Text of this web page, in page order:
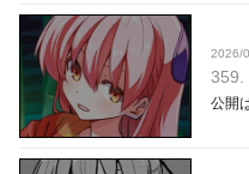
2026/
359.
公開